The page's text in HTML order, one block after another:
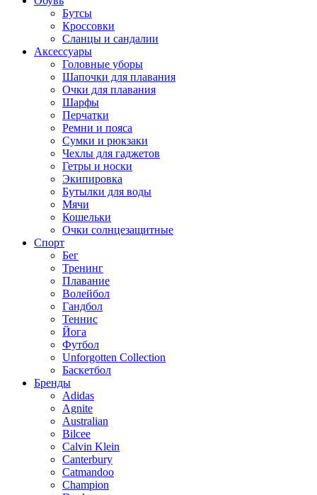
Бутсы
Кроссовки
Сланцы и сандалии
Аксессуары
Головные уборы
Шапочки для плавания
Очки для плавания
Шарфы
Перчатки
Ремни и пояса
Сумки и рюкзаки
Чехлы для гаджетов
Гетры и носки
Экипировка
Бутылки для воды
Мячи
Кошельки
Очки солнцезащитные
Спорт
Бег
Тренинг
Плавание
Волейбол
Гандбол
Теннис
Йога
Футбол
Unforgotten Collection
Баскетбол
Бренды
Adidas
Agnite
Australian
Bilcee
Calvin Klein
Canterbury
Catmandoo
Champion